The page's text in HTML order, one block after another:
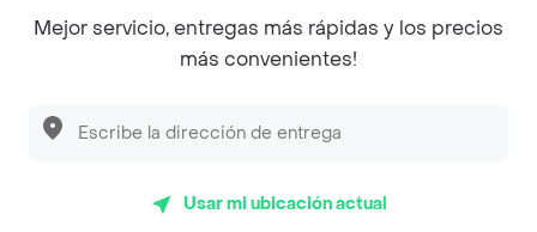
Descubre las PROMOCIONES que tenemos
2026 Rappi Inc. All rights reserved.
Mejor servicio, entregas más rápidas y los precios
más convenientes!
Usar mi ubicación actual